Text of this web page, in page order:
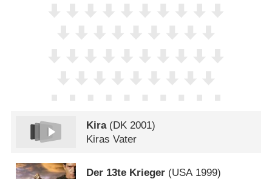
Kira(DK 2001)
Kiras Vater
Der 13te Krieger (USA 1999)